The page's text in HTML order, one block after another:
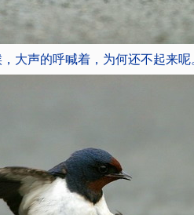
大声的呼喊着，为何还不起来呢